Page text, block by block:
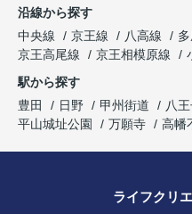
沿線から探す
中央線
京王線 八高線
京王高尾線
京王相模原線
駅から探す
豊田
日野 甲州街道 八
平山城址公園
万願寺 高幡
ライフクリ